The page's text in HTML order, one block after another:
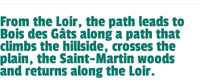
From the Loir, the path leads to
Bois des Gâts along a path that
climbs the hillside, crosses the
plain, the Saint-Martin woods
and returns along the Loir.